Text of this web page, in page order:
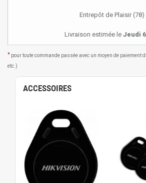
Entrepôt de Plaisir (78)
Livraison estimée le Jeudi
* pour toute commande passée avec un moyen de paiement
etc.)
ACCESSOIRES